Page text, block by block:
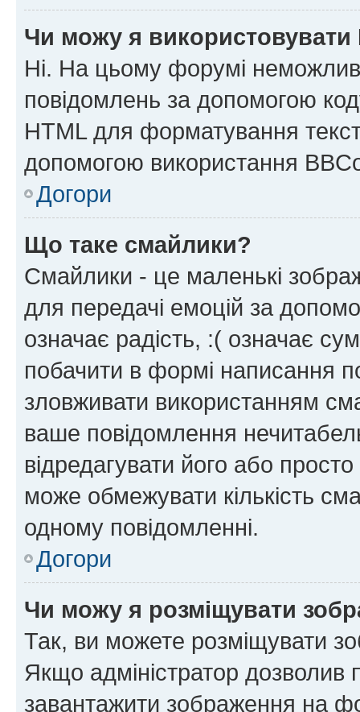
Чи можу я використовувати
Ні. На цьому форумі
повідомлень за допомогою
HTML для форматування
допомогою використання
Догори
Що таке смайлики?
Смайлики - це маленькі
для передачі емоцій за
означає радість, :( означає
побачити в формі написання
зловживати використанням
ваше повідомлення
відредагувати його або
може обмежувати кількість
одному повідомленні.
Догори
Чи можу я розміщувати
Так, ви можете розміщувати
Якщо адміністратор
завантажити зображення на